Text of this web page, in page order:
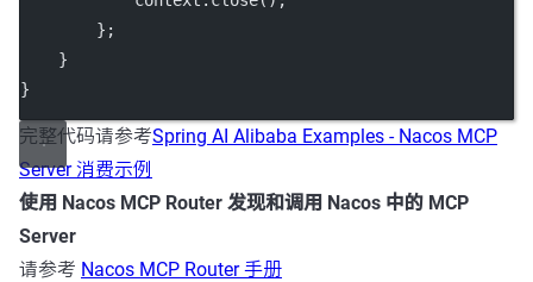
        };
    }
}
完整代码请参考Spring AI Alibaba Examples - Nacos MCP
Server 消费示例
使用 Nacos MCP Router 发现和调用 Nacos 中的 MCP
Server
请参考 Nacos MCP Router 手册